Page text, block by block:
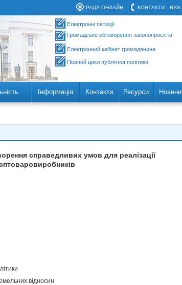
RSS
КОНТАКТИ
РАДА ОНЛАЙН
Електронні петиції
Громадське обговорення законопроєктів
Електронний кабінет громадянина
Повний цикл публічної політики
Інформація Контакти Ресурси Новини
справедливих умов для реалізації
відносин